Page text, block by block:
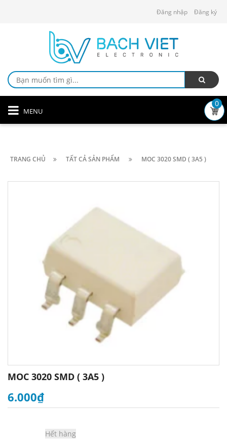
Đăng nhập Đăng ký
MENU
0
TRANG CHỦ TẤT CẢ SẢN PHẨM MOC 3020 SMD ( 3A5 )
MOC 3020 SMD ( 3A5 )
6.000₫
Hết hàng